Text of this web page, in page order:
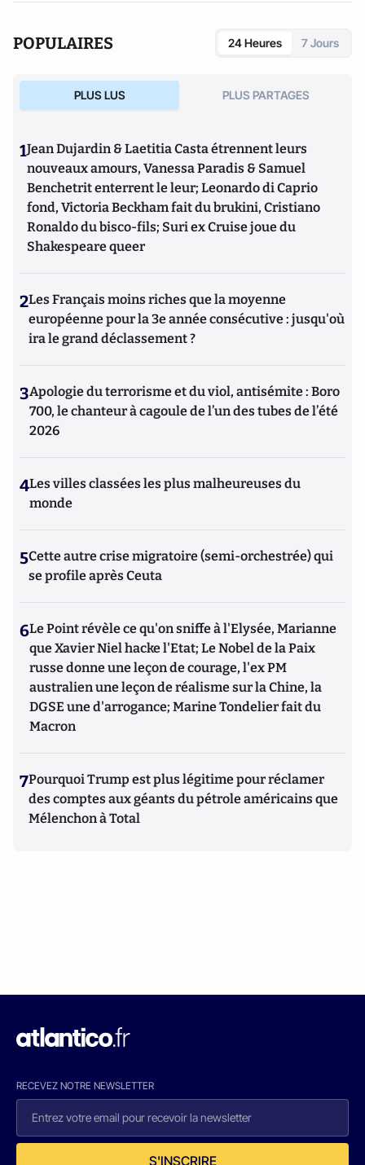
Les Enfants de Mitterrand
(Editions Denoël, janvier 2010).
est l'auteur de "Le Vicomte" aux éditions du Moment (2015).
POPULAIRES 24 Heures 7 Jours
PLUS LUS PLUS PARTAGES
1Jean Dujardin & Laetitia Casta étrennent leurs
nouveaux amours, Vanessa Paradis & Samuel
Benchetrit enterrent le leur; Leonardo di Caprio
fond, Victoria Beckham fait du brukini, Cristiano
Ronaldo du bisco-fils; Suri ex Cruise joue du
Shakespeare queer
2Les Français moins riches que la moyenne
européenne pour la 3e année consécutive : jusqu'où
ira le grand déclassement ?
3Apologie du terrorisme et du viol, antisémite : Boro
700, le chanteur à cagoule de l’un des tubes de l’été
2026
4Les villes classées les plus malheureuses du
monde
5Cette autre crise migratoire (semi-orchestrée) qui
se profile après Ceuta
6Le Point révèle ce qu'on sniffe à l'Elysée, Marianne
que Xavier Niel hacke l'Etat; Le Nobel de la Paix
russe donne une leçon de courage, l'ex PM
australien une leçon de réalisme sur la Chine, la
DGSE une d'arrogance; Marine Tondelier fait du
Macron
7Pourquoi Trump est plus légitime pour réclamer
des comptes aux géants du pétrole américains que
Mélenchon à Total
RECEVEZ NOTRE NEWSLETTER
S'INSCRIRE